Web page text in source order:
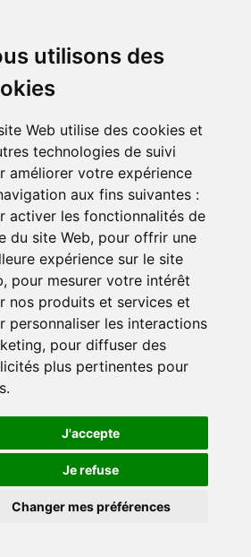
utilisons des
Web utilise des cookies et
technologies de suivi
améliorer votre expérience
aux fins suivantes :
activer les fonctionnalités de
du site Web, pour offrir une
expérience sur le site
, pour mesurer votre intérêt
nos produits et services et
personnaliser les interactions
, pour diffuser des
plus pertinentes pour
.
J'accepte
Je refuse
Changer mes préférences
08
10h00 – 12h30
14h00 – 18h30
10h00 – 12h30
14h00 – 18h30
10h00 – 12h30
14h00 – 18h30
10h00 – 12h30
droits réservés.
Mentions légales
|
CGV
à Autrans
vente feux d'artifices à
déguisements halloween à Montpellier
de Bayonne à Juvignac
achat
à Nice
vente feux d'artifices à
WIF Montpel Carnival à Saint-Etienne
fête à Carnon
vente perruques à
halloween à Vichy